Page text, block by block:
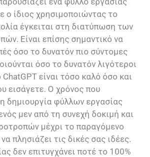
ο ίδιος χρησιμοποιώντας το
έγκειται στη διατύπωση των
Είναι επίσης σημαντικό να
όσο το δυνατόν πιο σύντομες
όσο το δυνατόν λιγότεροι
ChatGPT είναι τόσο καλό όσο και
εισάγετε. Ο χρόνος που
δημιουργία φύλλων εργασίας
μεν από τη συνεχή δοκιμή και
μέχρι το παραγόμενο
πλησιάζει τις δικές σας ιδέες.
δεν επιτυγχάνει ποτέ το 100%